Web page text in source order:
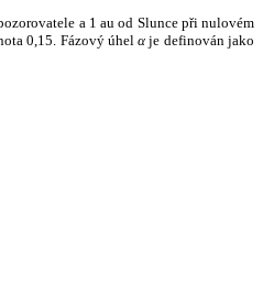
a 1 au od Slunce při nulovém
0,15. Fázový úhelα je definován jako